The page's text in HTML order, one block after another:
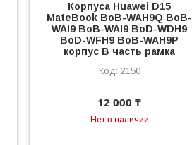
Корпуса Huawei D15
MateBook BoB-WAH9Q BoB-
WAI9 BoB-WAI9 BoD-WDH9
BoD-WFH9 BoB-WAH9P
корпус B часть рамка
2150
12 000 ₸
Нет в наличии